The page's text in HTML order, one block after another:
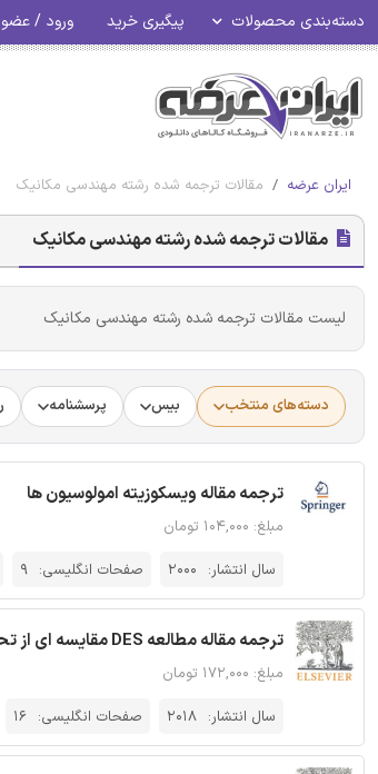
دسته‌بندی محصولات پیگیری خرید ورود /
ایران عرضه مقالات ترجمه شده رشته مهندسی مکانیک
مقالات ترجمه شده رشته مهندسی مکانیک
لیست مقالات ترجمه شده رشته مهندسی مکانیک
دسته‌های منتخب بیس پرسشنامه
ترجمه مقاله ویسکوزیته امولوسیون ها
مبلغ: ۱۰۴,۰۰۰ تومان
سال انتشار: 2000 صفحات انگلیسی: 9
ترجمه مقاله مطالعه DES مقایسه ای از تحول گرداب بازگشتی برای پروانه های کانالی و غیرکانالی
مبلغ: ۱۷۲,۰۰۰ تومان
سال انتشار: 2018 صفحات انگلیسی: 16